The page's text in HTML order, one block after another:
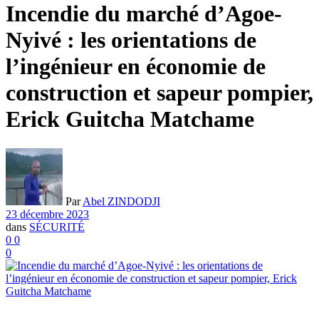
Incendie du marché d’Agoe-
Nyivé : les orientations de
l’ingénieur en économie de
construction et sapeur pompier,
Erick Guitcha Matchame
Par Abel ZINDODJI
23 décembre 2023
dans SÉCURITÉ
0 0
0